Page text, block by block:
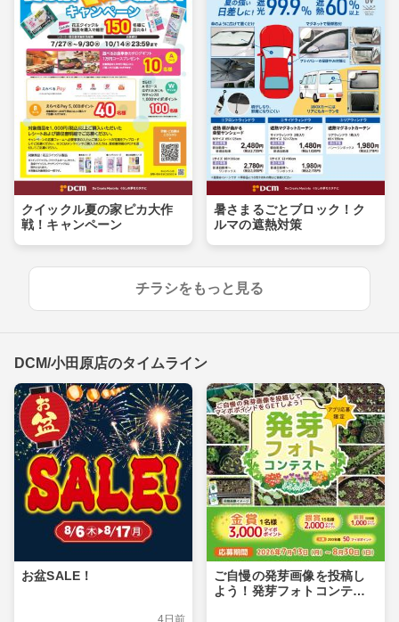
クイックル夏の家ピカ大作
戦！キャンペーン
暑さまるごとブロック！ク
ルマの遮熱対策
チラシをもっと見る
DCM/小田原店のタイムライン
お盆SALE！
ご自慢の発芽画像を投稿し
よう！発芽フォトコンテス